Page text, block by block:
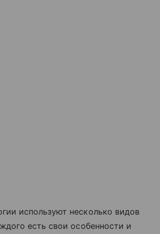
используют несколько видов
есть свои особенности и